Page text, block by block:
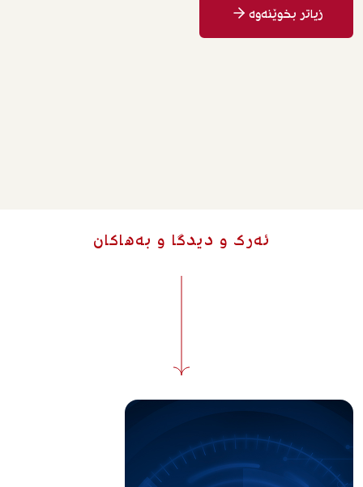
زیاتر بخوێنەوە
ئەرک و دیدگا و بەهاکان